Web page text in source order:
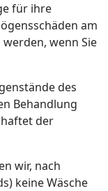
für ihre
am
wenn Sie
des
Behandlung
der
wir, nach
keine Wäsche